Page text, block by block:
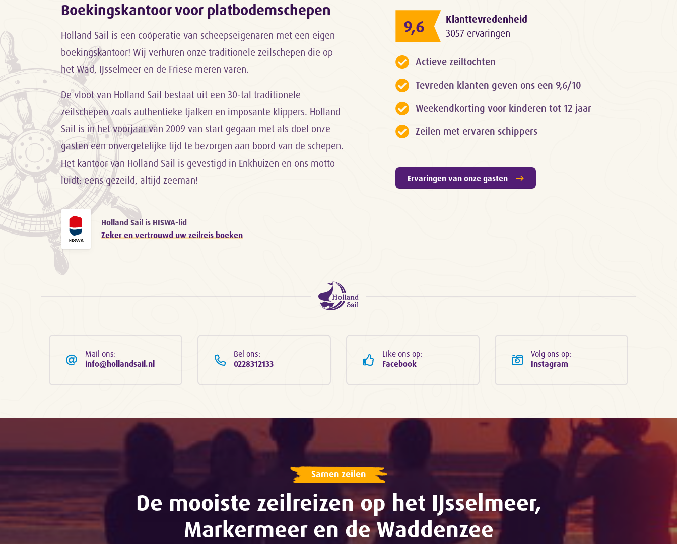
Boekingskantoor voor platbodemschepen
Holland Sail is een coöperatie van scheepseigenaren met een eigen
boekingskantoor! Wij verhuren onze traditionele zeilschepen die op
het Wad, IJsselmeer en de Friese meren varen.
De vloot van Holland Sail bestaat uit een 30-tal traditionele
zeilschepen zoals authentieke tjalken en imposante klippers. Holland
Sail is in het voorjaar van 2009 van start gegaan met als doel onze
gasten een onvergetelijke tijd te bezorgen aan boord van de schepen.
Het kantoor van Holland Sail is gevestigd in Enkhuizen en ons motto
luidt: eens gezeild, altijd zeeman!
Holland Sail is HISWA-lid
Zeker en vertrouwd uw zeilreis boeken
9,6
Klanttevredenheid
3057 ervaringen
Actieve zeiltochten
Tevreden klanten geven ons een 9,6/10
Weekendkorting voor kinderen tot 12 jaar
Zeilen met ervaren schippers
Ervaringen van onze gasten
Mail ons:
info@hollandsail.nl
Bel ons:
0228312133
Like ons op:
Facebook
Volg ons op:
Instagram
Samen zeilen
De mooiste zeilreizen op het IJsselmeer,
Markermeer en de Waddenzee